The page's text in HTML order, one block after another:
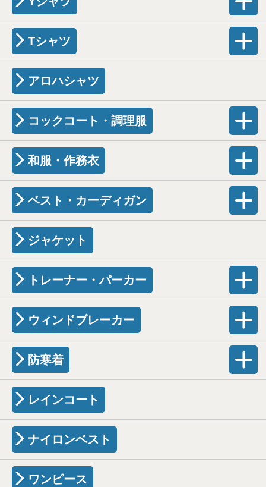
Tシャツ
アロハシャツ
コックコート・調理服
和服・作務衣
ベスト・カーディガン
ジャケット
トレーナー・パーカー
ウィンドブレーカー
防寒着
レインコート
ナイロンベスト
ワンピース